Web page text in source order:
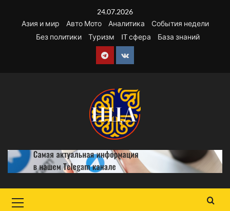
содержимому
24.07.2026
Азия и мир
Авто Мото Аналитика
События недели
Без политики
Туризм IT сфера База знаний
Telegram
VK
меню